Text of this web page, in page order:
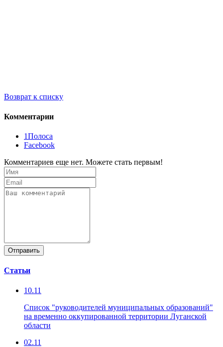
Возврат к списку
Комментарии
1Полоса
Facebook
Комментариев еще нет. Можете стать первым!
Отправить
Статьи
10.11
Список "руководителей муниципальных образований"
на временно оккупированной территории Луганской
области
02.11